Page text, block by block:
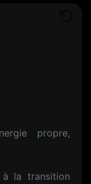
propre,
la transition